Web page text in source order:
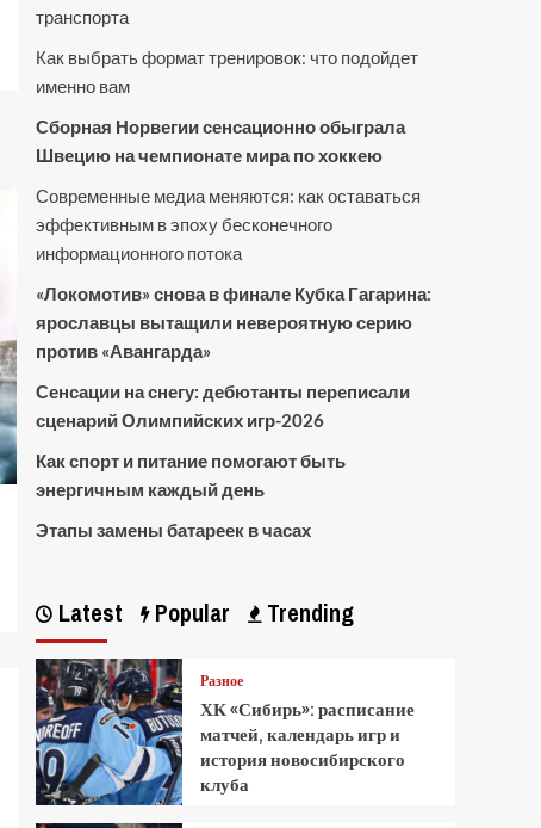
транспорта
Как выбрать формат тренировок: что подойдет
именно вам
Сборная Норвегии сенсационно обыграла
Швецию на чемпионате мира по хоккею
Современные медиа меняются: как оставаться
эффективным в эпоху бесконечного
информационного потока
«Локомотив» снова в финале Кубка Гагарина:
ярославцы вытащили невероятную серию
против «Авангарда»
Сенсации на снегу: дебютанты переписали
сценарий Олимпийских игр-2026
Как спорт и питание помогают быть
энергичным каждый день
Этапы замены батареек в часах
Latest Popular Trending
Разное
ХК «Сибирь»: расписание
матчей, календарь игр и
история новосибирского
клуба